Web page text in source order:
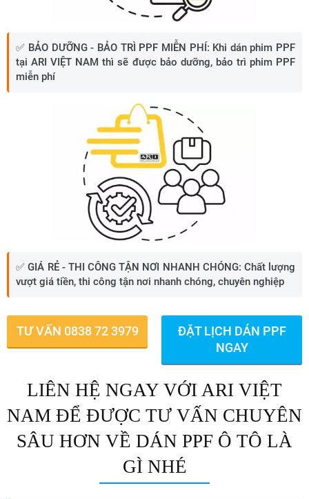
✅ BẢO DƯỠNG - BẢO TRÌ PPF MIỄN PHÍ: Khi dán phim PPF
tại ARI VIỆT NAM thì sẽ được bảo dưỡng, bảo trì phim PPF
miễn phí
✅GIÁ RẺ - THI CÔNG TẬN NƠI NHANH CHÓNG: Chất lượng
vượt giá tiền, thi công tận nơi nhanh chóng, chuyên nghiệp
TƯ VẤN 0838 72 3979
ĐẶT LỊCH DÁN PPF
NGAY
LIÊN HỆ NGAY VỚI ARI VIỆT
NAM ĐỂ ĐƯỢC TƯ VẤN CHUYÊN
SÂU HƠN VỀ DÁN PPF Ô TÔ LÀ
GÌ NHÉ